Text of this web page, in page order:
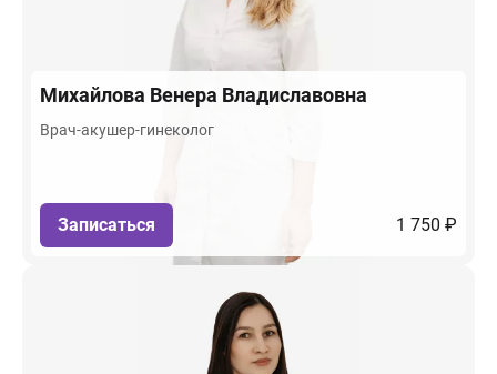
Михайлова Венера Владиславовна
Врач-акушер-гинеколог
Записаться 1 750 ₽